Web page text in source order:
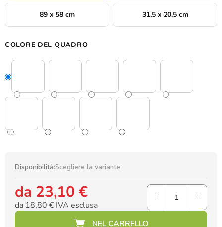
89 x 58 cm 31,5 x 20,5 cm
COLORE DEL QUADRO
Disponibilità:Scegliere la variante
da 23,10 €
da 18,80 € IVA esclusa
Prezzo della misura: